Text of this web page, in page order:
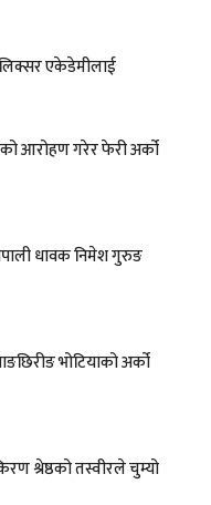
एकेडेमीलाई
आरोहण गरेर फेरी अर्को
धावक निमेश गुरुङ
भोटियाको अर्को
श्रेष्ठको तस्वीरले चुम्यो